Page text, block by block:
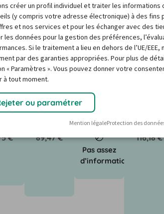
varier énormément en raison de
locaux. Mais pas de panique :
le créneau le moins cher et la
€
89,47 €
Pas assez
d’informations
116,18 €
créer un profil individuel et traiter les informations
(y compris votre adresse électronique) à des fins
et nos services et pour les échanger avec des
les données pour la gestion des préférences,
Si le traitement a lieu en dehors de l’UE/
par des garanties appropriées. Pour plus de
« Paramètres ». Vous pouvez donner votre
à tout moment.
ou paramétrer
Mention légaleProtection des